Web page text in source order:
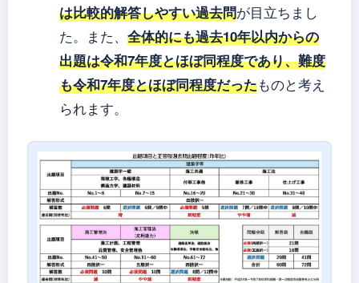
は比較的解答しやすい過去問が目立ちまし
た。また、 全体的にも過去10年以内からの
出題は令和7年度とほぼ同程度であり、難度
も令和7年度とほぼ同程度だったものと考え
られます。